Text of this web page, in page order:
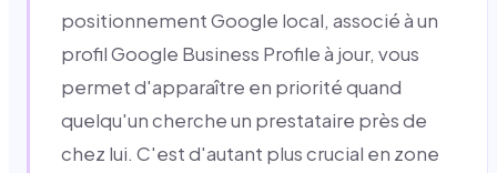
positionnement Google local, associé à un
profil Google Business Profile à jour, vous
permet d'apparaître en priorité quand
quelqu'un cherche un prestataire près de
chez lui. C'est d'autant plus crucial en zone